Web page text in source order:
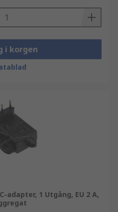
i korgen
adapter, 1 Utgång, EU 2 A,